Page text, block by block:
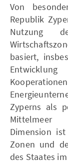
Von
Republik
Nutzung
basiert,
Zyperns als
Mittelmeer
Dimension
Zonen und
des Staates